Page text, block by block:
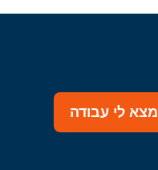
מצא לי עבודה